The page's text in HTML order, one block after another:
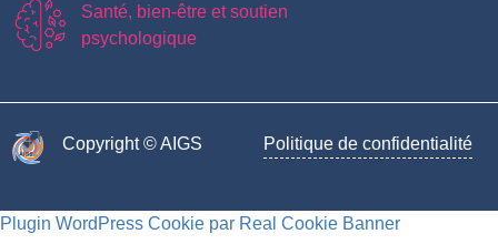
Santé, bien-être et soutien
psychologique
Copyright © AIGS​ Politique de confidentialité
Plugin WordPress Cookie par Real Cookie Banner